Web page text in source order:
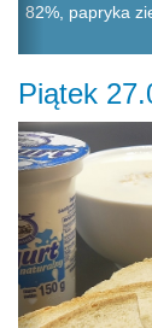
82%, papryka
Piątek
Previous